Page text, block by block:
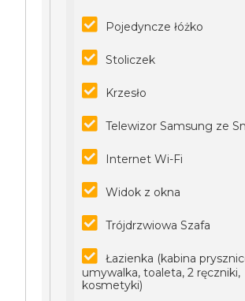
Pojedyncze łóżko
Stoliczek
Krzesło
Telewizor Samsung ze
Internet Wi-Fi
Widok z okna
Trójdrzwiowa Szafa
Łazienka (kabina
umywalka, toaleta, 2 ręczniki,
kosmetyki)